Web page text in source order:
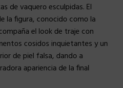
de vaquero esculpidas. El
la figura, conocido como la
el look de traje con
cosidos inquietantes y un
de piel falsa, dando a
apariencia de la final